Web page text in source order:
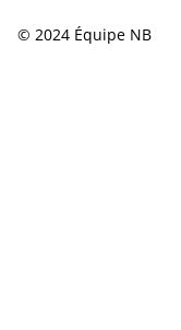
© 2024 Équipe NB